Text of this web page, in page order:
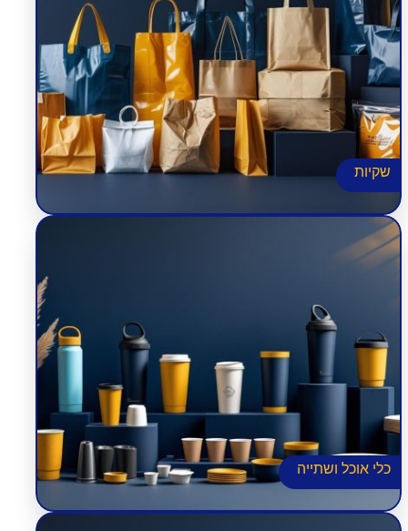
שקיות
שקיות פלסטיק
שקיות נייר וקרטון
שקיות זיפ לוק
שקיות דמוי עור
שקיות בד
שקיות אל בד
שקיות אורגנזה
כלי אוכל ושתייה
כוסות ובקבוקים תרמיים
כוסות בתפזורת